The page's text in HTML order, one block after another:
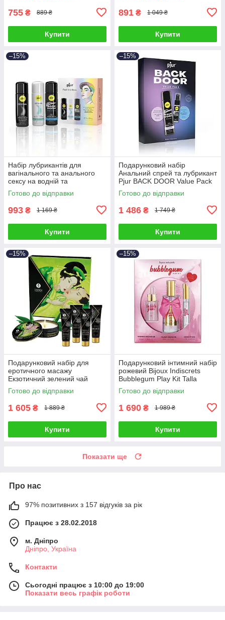
755 ₴ 889 ₴
Купити
891 ₴ 1 049 ₴
Купити
–15%
Набір лубрикантів для
вагінального та анального
сексу на водній та
силіконовій основах Рjur
Pride Box 3 штуки по 30 мл
Готово до відправки
993 ₴ 1 169 ₴
Купити
–15%
Подарунковий набір
Анальний спрей та лубрикант
Рjur BACK DOOR Value Pack
Talla
Готово до відправки
1 486 ₴ 1 749 ₴
Купити
–15%
Подарунковий набір для
еротичного масажу
Екзотичний зелений чай
Shunga GEISHAS SECRETS
ORGANICA-Exotic Green Tea
Готово до відправки
1 605 ₴ 1 889 ₴
Купити
–15%
Подарунковий інтимний набір
рожевий Bijoux Indiscrets
Bubblegum Play Kit Talla
Готово до відправки
1 690 ₴ 1 989 ₴
Купити
Показати ще
Про нас
97% позитивних з 157 відгуків за рік
Працює з 28.02.2018
м. Дніпро
Дніпро, Україна
Контакти
Сьогодні працює з 10:00 до 19:00
Показати весь графік роботи